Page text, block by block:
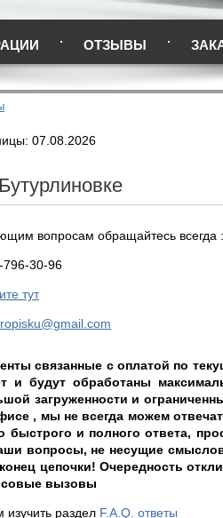
ОТЗЫВЫ
07.08.2026
вопросам обращайтесь всегда :
30-96
тут
связанные с оплатой по
и будут обработаны
загруженности и
, мы не всегда можем
быстрого и полного ответа,
вопросы, не несущие
цепочки! Очередность
вызовы
изучить раздел F.A.Q. ответы